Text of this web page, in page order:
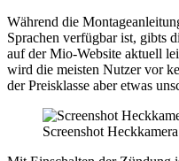
Während die
Sprachen verfügbar ist, gibts
auf der Mio-Website aktuell
wird die meisten Nutzer vor
der Preisklasse aber etwas
Screenshot